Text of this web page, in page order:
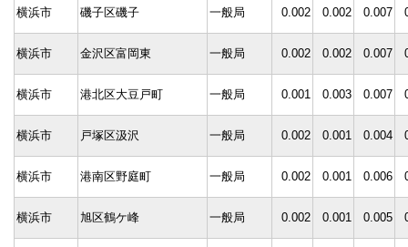
横浜市 磯子区磯子 一般局 0.002 0.002 0.007
横浜市 金沢区富岡東 一般局 0.002 0.002 0.007
横浜市 港北区大豆戸町 一般局 0.001 0.003 0.007
横浜市 戸塚区汲沢 一般局 0.002 0.001 0.004
横浜市 港南区野庭町 一般局 0.002 0.001 0.006
横浜市 旭区鶴ケ峰 一般局 0.002 0.001 0.005